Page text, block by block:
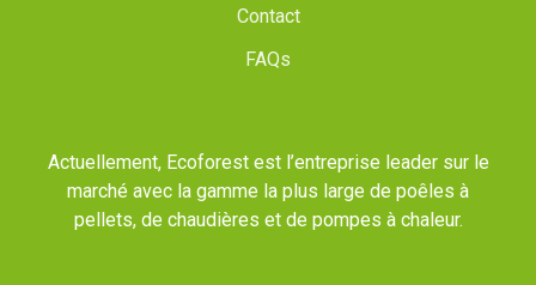
Contact
FAQs
Actuellement, Ecoforest est l’entreprise leader sur le
marché avec la gamme la plus large de poêles à
pellets, de chaudières et de pompes à chaleur.